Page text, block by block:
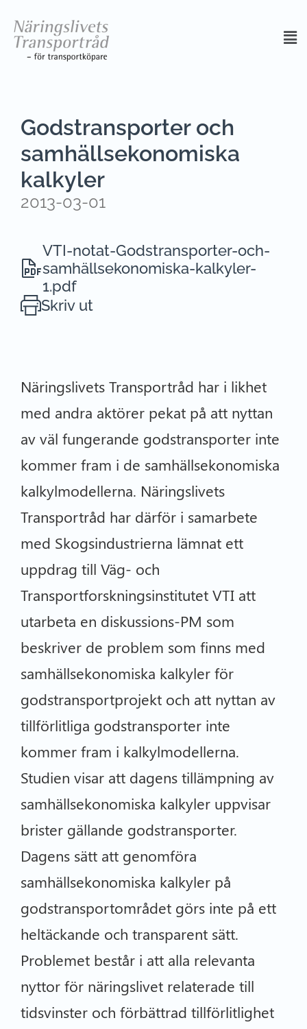
Godstransporter och
samhällsekonomiska
kalkyler
2013-03-01
VTI-notat-Godstransporter-och-
samhällsekonomiska-kalkyler-
1.pdf
Skriv ut
Näringslivets Transportråd har i likhet
med andra aktörer pekat på att nyttan
av väl fungerande godstransporter inte
kommer fram i de samhällsekonomiska
kalkylmodellerna. Näringslivets
Transportråd har därför i samarbete
med Skogsindustrierna lämnat ett
uppdrag till Väg- och
Transportforskningsinstitutet VTI att
utarbeta en diskussions-PM som
beskriver de problem som finns med
samhällsekonomiska kalkyler för
godstransportprojekt och att nyttan av
tillförlitliga godstransporter inte
kommer fram i kalkylmodellerna.
Studien visar att dagens tillämpning av
samhällsekonomiska kalkyler uppvisar
brister gällande godstransporter.
Dagens sätt att genomföra
samhällsekonomiska kalkyler på
godstransportområdet görs inte på ett
heltäckande och transparent sätt.
Problemet består i att alla relevanta
nyttor för näringslivet relaterade till
tidsvinster och förbättrad tillförlitlighet